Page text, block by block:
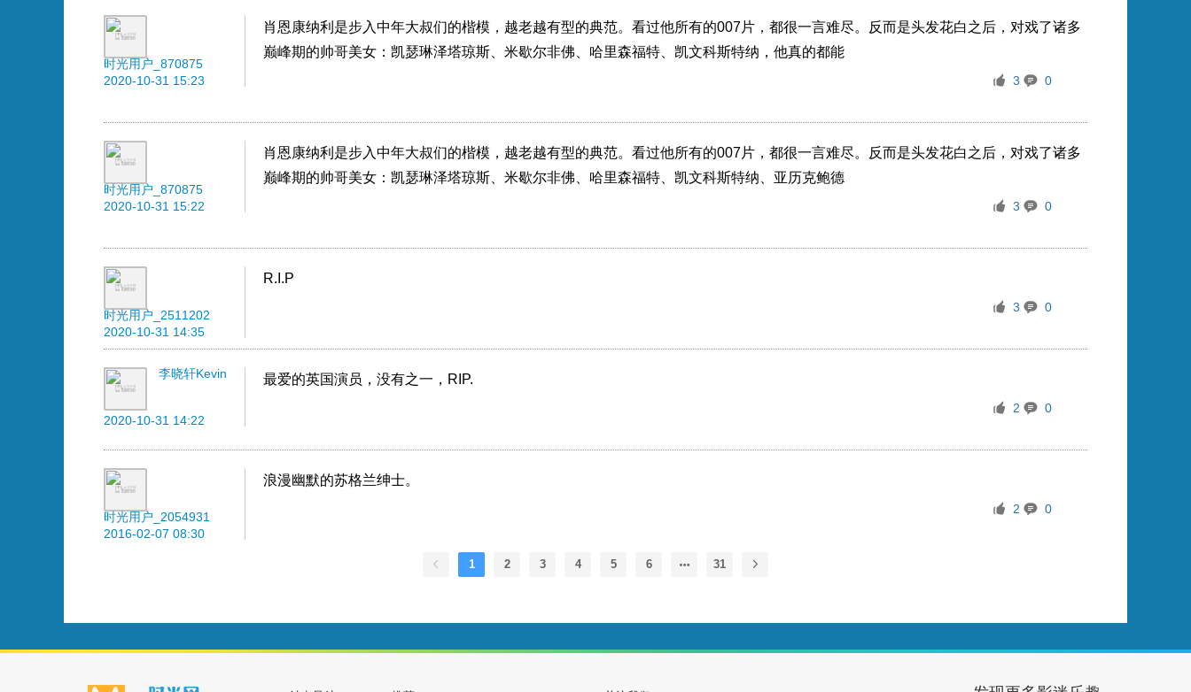
时光用户_870875
2020-10-31 15:23
肖恩康纳利是步入中年大叔们的楷模，越老越有型的典范。看过他所有的007片，都很一言难尽。反而是头发花白之后，对戏了诸多
巅峰期的帅哥美女：凯瑟琳泽塔琼斯、米歇尔非佛、哈里森福特、凯文科斯特纳，他真的都能
3 0
时光用户_870875
2020-10-31 15:22
肖恩康纳利是步入中年大叔们的楷模，越老越有型的典范。看过他所有的007片，都很一言难尽。反而是头发花白之后，对戏了诸多
巅峰期的帅哥美女：凯瑟琳泽塔琼斯、米歇尔非佛、哈里森福特、凯文科斯特纳、亚历克鲍德
3 0
时光用户_2511202
2020-10-31 14:35
R.I.P
3 0
李晓轩Kevin
2020-10-31 14:22
最爱的英国演员，没有之一，RIP.
2 0
时光用户_2054931
2016-02-07 08:30
浪漫幽默的苏格兰绅士。
2 0
1 2 3 4 5 6 31